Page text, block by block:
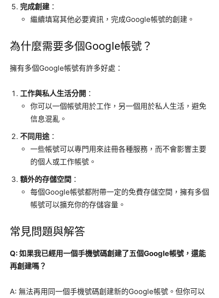
完成創建 ：
繼續填寫其他必要資訊，完成Google帳號的創建。
為什麼需要多個Google帳號？
擁有多個Google帳號有許多好處：
工作與私人生活分開 ：
你可以一個帳號用於工作，另一個用於私人生活，避免
信息混亂。
不同用途 ：
一些帳號可以專門用來註冊各種服務，而不會影響主要
的個人或工作帳號。
額外的存儲空間 ：
每個Google帳號都附帶一定的免費存儲空間，擁有多個
帳號可以擴充你的存儲容量。
常見問題與解答
Q: 如果我已經用一個手機號碼創建了五個Google帳號，還能
再創建嗎？
A: 無法再用同一個手機號碼創建新的Google帳號。但你可以